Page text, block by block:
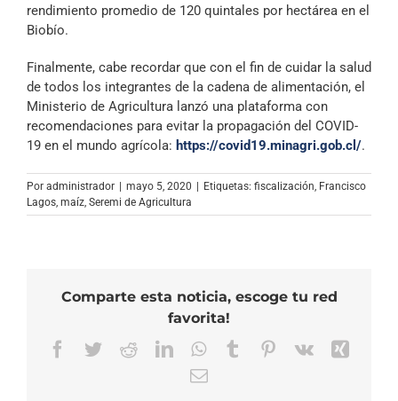
rendimiento promedio de 120 quintales por hectárea en el
Biobío.
Finalmente, cabe recordar que con el fin de cuidar la salud
de todos los integrantes de la cadena de alimentación, el
Ministerio de Agricultura lanzó una plataforma con
recomendaciones para evitar la propagación del COVID-
19 en el mundo agrícola: https://covid19.minagri.gob.cl/.
Por administrador | mayo 5, 2020 | Etiquetas: fiscalización Francisco
Lagos maíz Seremi de Agricultura
Comparte esta noticia, escoge tu red
favorita!
Facebook
TwitterRedditLinkedInWhatsApp
TumblrPinterest
Vk
Xing
Correo